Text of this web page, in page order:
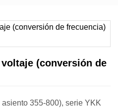
(conversión de
355-800), serie YKK